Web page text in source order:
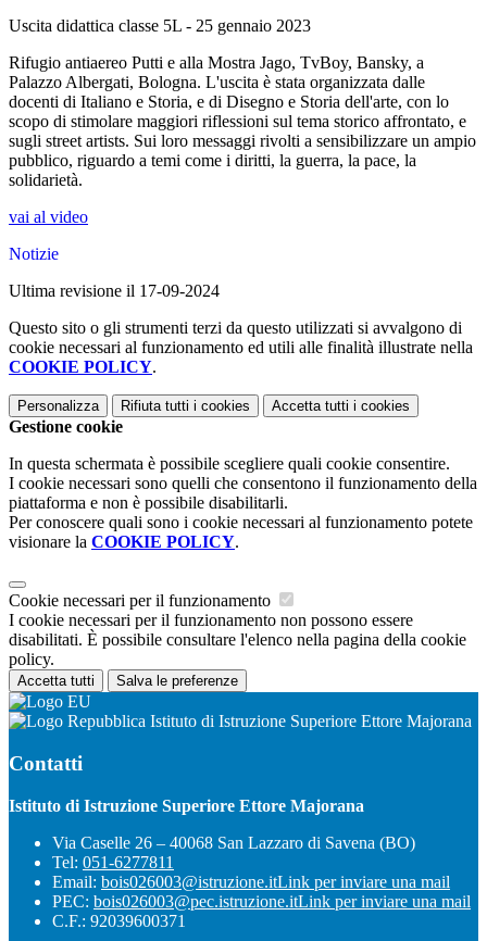
Uscita didattica classe 5L - 25 gennaio 2023
Rifugio antiaereo Putti e alla Mostra Jago, TvBoy, Bansky, a
Palazzo Albergati, Bologna. L'uscita è stata organizzata dalle
docenti di Italiano e Storia, e di Disegno e Storia dell'arte, con lo
scopo di stimolare maggiori riflessioni sul tema storico affrontato, e
sugli street artists. Sui loro messaggi rivolti a sensibilizzare un ampio
pubblico, riguardo a temi come i diritti, la guerra, la pace, la
solidarietà.
vai al video
Notizie
Ultima revisione il 17-09-2024
Questo sito o gli strumenti terzi da questo utilizzati si avvalgono di
cookie necessari al funzionamento ed utili alle finalità illustrate nella
COOKIE POLICY.
Personalizza Rifiuta tutti i cookies Accetta tutti i cookies
Gestione cookie
In questa schermata è possibile scegliere quali cookie consentire.
I cookie necessari sono quelli che consentono il funzionamento della
piattaforma e non è possibile disabilitarli.
Per conoscere quali sono i cookie necessari al funzionamento potete
visionare la COOKIE POLICY.
Cookie necessari per il funzionamento
I cookie necessari per il funzionamento non possono essere
disabilitati. È possibile consultare l'elenco nella pagina della cookie
policy.
Accetta tutti Salva le preferenze
Istituto di Istruzione Superiore Ettore Majorana
Contatti
Istituto di Istruzione Superiore Ettore Majorana
Via Caselle 26 – 40068 San Lazzaro di Savena (BO)
Tel: 051-6277811
Email: bois026003@istruzione.itLink per inviare una mail
PEC: bois026003@pec.istruzione.itLink per inviare una mail
C.F.: 92039600371